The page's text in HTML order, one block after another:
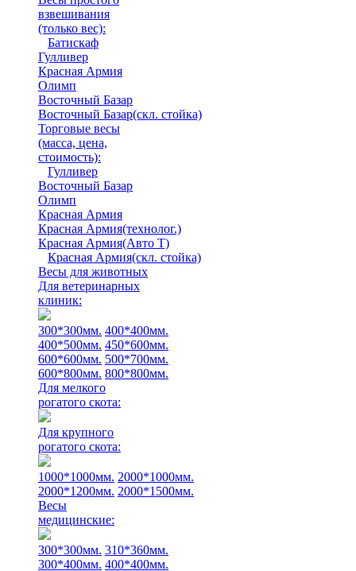
взвешивания
(только вес):
Батискаф
Гулливер
Красная Армия
Олимп
Восточный Базар
Восточный Базар(скл. стойка)
Торговые весы
(масса, цена,
стоимость):
Гулливер
Восточный Базар
Олимп
Красная Армия
Красная Армия(технолог.)
Красная Армия(Авто Т)
Красная Армия(скл. стойка)
Весы для животных
Для ветеринарных
клиник:
300*300мм. 400*400мм.
400*500мм. 450*600мм.
600*600мм. 500*700мм.
600*800мм. 800*800мм.
Для мелкого
рогатого скота:
Для крупного
рогатого скота:
1000*1000мм. 2000*1000мм.
2000*1200мм. 2000*1500мм.
Весы
медицинские:
300*300мм. 310*360мм.
300*400мм. 400*400мм.